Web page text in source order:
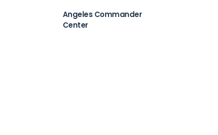
Angeles Commander
Center